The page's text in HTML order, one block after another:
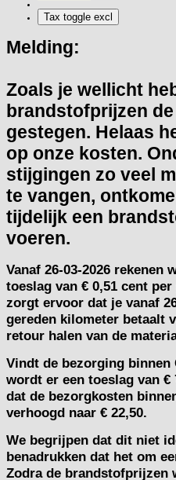
Melding:
Zoals je wellicht
brandstofprijzen
gestegen. Helaas
op onze kosten.
stijgingen zo veel
te vangen,
tijdelijk een
voeren.
Vanaf 26-03-2026 rekenen
toeslag van € 0,51 cent
zorgt ervoor dat je vanaf
gereden kilometer betaalt
retour halen van de
Vindt de bezorging binnen
wordt er een toeslag van
dat de bezorgkosten
verhoogd naar € 22,50.
We begrijpen dat dit niet
benadrukken dat het om
Zodra de brandstofprijzen